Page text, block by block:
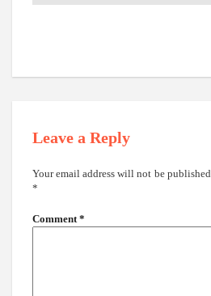
Leave a Reply
Your email address will not be published.
*
Comment *